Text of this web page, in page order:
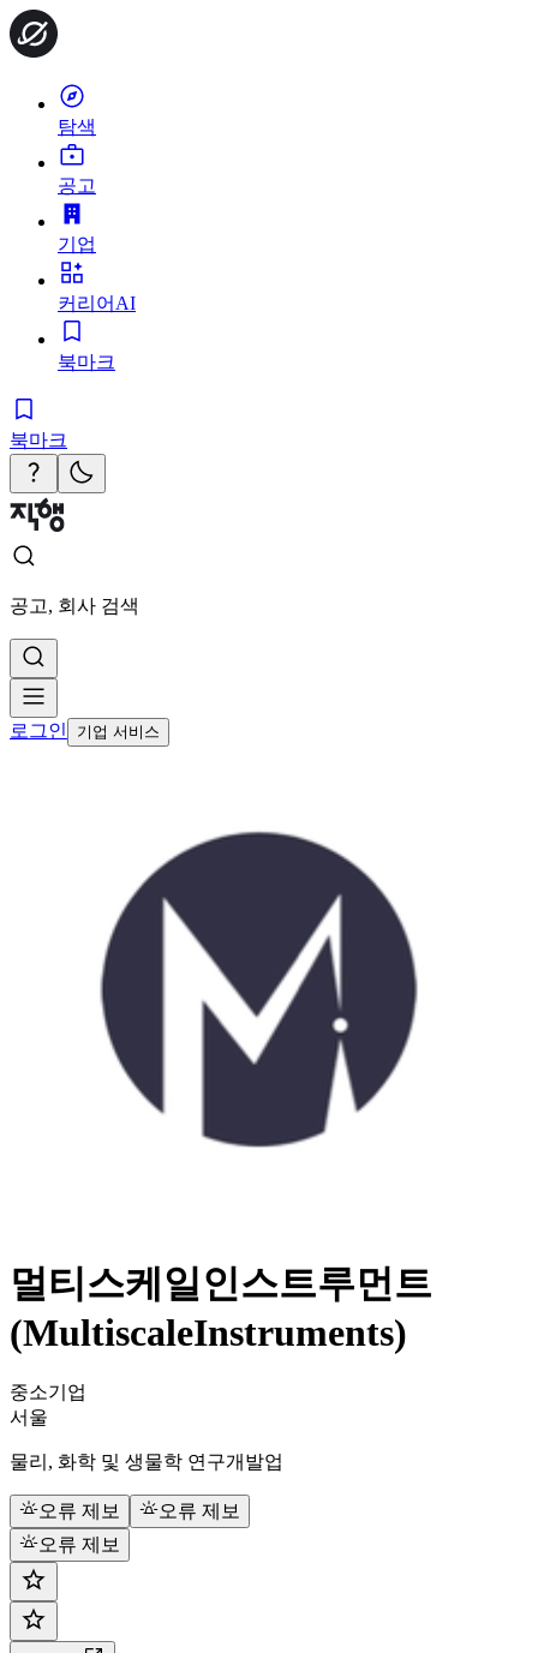
탐색
공고
기업
커리어AI
북마크
북마크
공고, 회사 검색
로그인 기업 서비스
멀티스케일인스트루먼트
(MultiscaleInstruments)
중소기업
서울
물리, 화학 및 생물학 연구개발업
오류 제보
오류 제보
오류 제보